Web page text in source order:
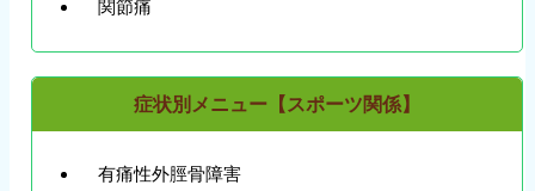
関節痛
症状別メニュー【スポーツ関係】
有痛性外脛骨障害